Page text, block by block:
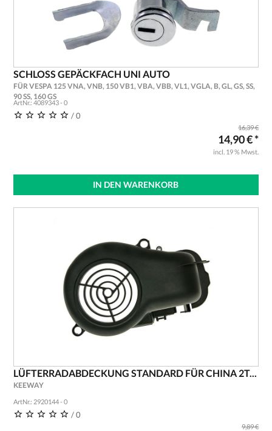
SCHLOSS GEPÄCKFACH UNI AUTO
FÜR VESPA 125 VNA, VNB, 150 VB1, VBA, VBB, VL1, VGLA, B, GL, GS, SS,
90 SS, 160 GS
ArtNr.: 4089343 - 0
/ 0
16,39 €
14,90 € *
incl. 19 % Mwst.
IN DEN WARENKORB
LÜFTERRADABDECKUNG STANDARD FÜR CHINA 2T...
KEEWAY
ArtNr.: 2920144 - 0
/ 0
9,89 €